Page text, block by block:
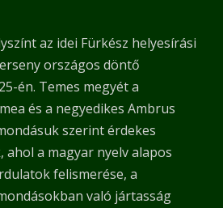
az idei Fürkész helyesírási
országos döntő
én. Temes megyét a
és a negyedikes Ambrus
szerint érdekes
a magyar nyelv alapos
felismerése, a
való jártasság